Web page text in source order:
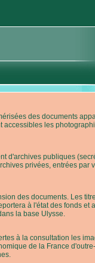
des documents
accessibles les
d'archives publiques
privées, entrées par
des documents. Les
à l'état des fonds et
la base Ulysse.
à la consultation les
de la France